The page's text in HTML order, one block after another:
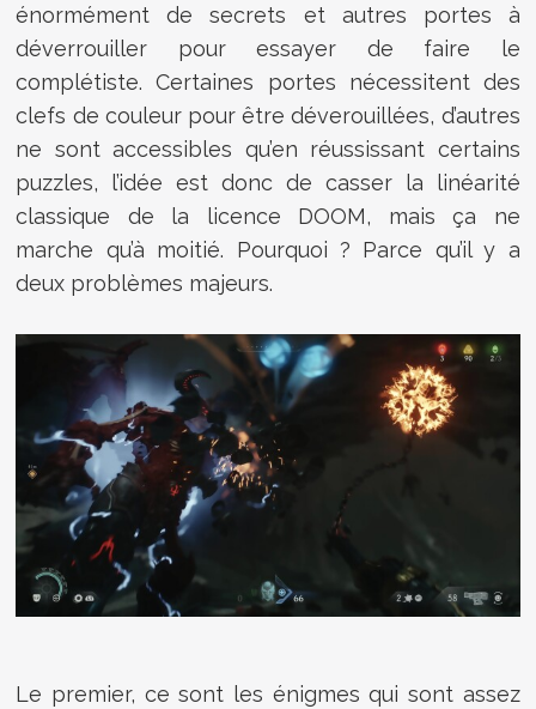
énormément de secrets et autres portes à
déverrouiller pour essayer de faire le
complétiste. Certaines portes nécessitent des
clefs de couleur pour être déverouillées, d’autres
ne sont accessibles qu’en réussissant certains
puzzles, l’idée est donc de casser la linéarité
classique de la licence DOOM, mais ça ne
marche qu’à moitié. Pourquoi ? Parce qu’il y a
deux problèmes majeurs.
Le premier, ce sont les énigmes qui sont assez